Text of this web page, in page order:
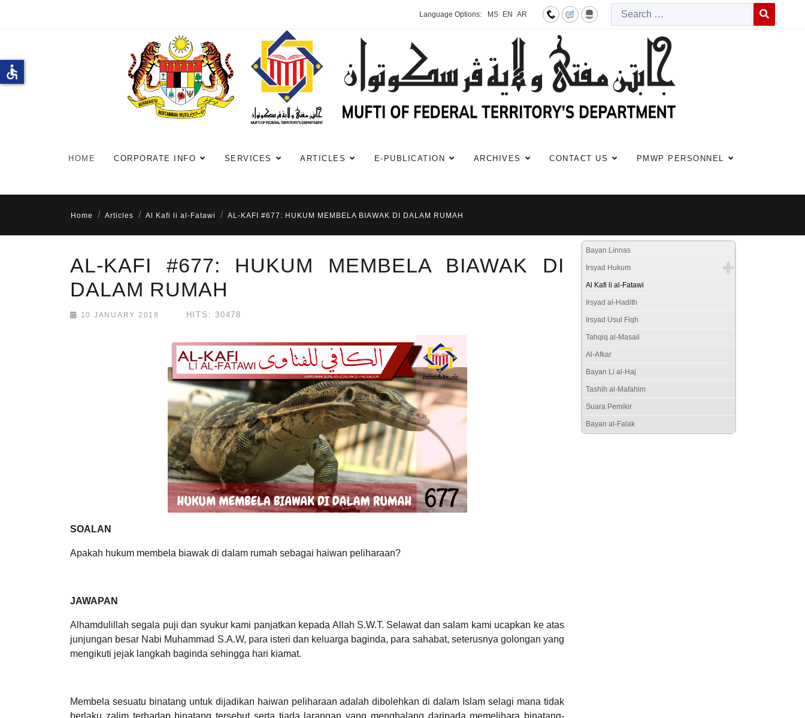
Language Options: MS EN AR
HOME CORPORATE INFO SERVICES ARTICLES E-PUBLICATION ARCHIVES CONTACT US PMWP PERSONNEL
Home Articles Al Kafi li al-Fatawi AL-KAFI #677: HUKUM MEMBELA BIAWAK DI DALAM RUMAH
AL-KAFI #677: HUKUM MEMBELA BIAWAK DI
DALAM RUMAH
10 JANUARY 2018 HITS: 30478
SOALAN
Apakah hukum membela biawak di dalam rumah sebagai haiwan peliharaan?
JAWAPAN
Alhamdulillah segala puji dan syukur kami panjatkan kepada Allah S.W.T. Selawat dan salam kami ucapkan ke atas
junjungan besar Nabi Muhammad S.A.W, para isteri dan keluarga baginda, para sahabat, seterusnya golongan yang
mengikuti jejak langkah baginda sehingga hari kiamat.
Membela sesuatu binatang untuk dijadikan haiwan peliharaan adalah dibolehkan di dalam Islam selagi mana tidak
berlaku zalim terhadap binatang tersebut serta tiada larangan yang menghalang daripada memelihara binatang-
Bayan Linnas
Irsyad Hukum
Al Kafi li al-Fatawi
Irsyad al-Hadith
Irsyad Usul Fiqh
Tahqiq al-Masail
Al-Afkar
Bayan Li al-Haj
Tashih al-Mafahim
Suara Pemikir
Bayan al-Falak
accessible